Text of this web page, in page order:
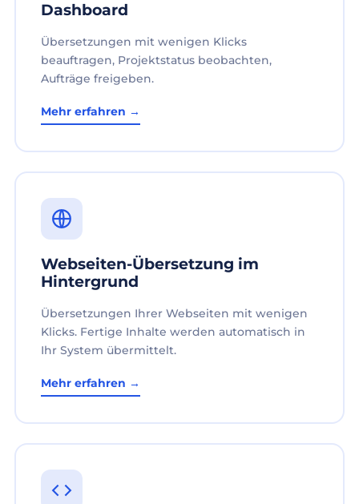
Dashboard
Übersetzungen mit wenigen Klicks
beauftragen, Projektstatus beobachten,
Aufträge freigeben.
Mehr erfahren →
Webseiten-Übersetzung im
Hintergrund
Übersetzungen Ihrer Webseiten mit wenigen
Klicks. Fertige Inhalte werden automatisch in
Ihr System übermittelt.
Mehr erfahren →